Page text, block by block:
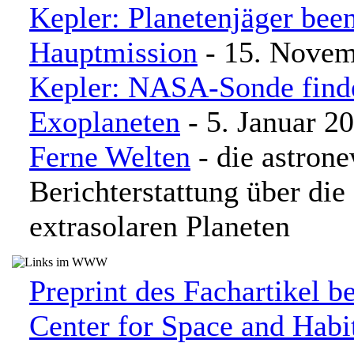
Kepler: Planetenjäger
Hauptmission - 15.
Kepler: NASA-Sonde
Exoplaneten - 5. Januar
Ferne Welten - die
Berichterstattung über die
extrasolaren Planeten
Preprint des Fachartikel
Center for Space and